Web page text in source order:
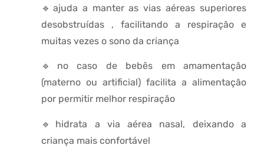
🔹ajuda a manter as vias aéreas superiores
desobstruídas , facilitando a respiração e
muitas vezes o sono da criança
🔹no caso de bebês em amamentação
(materno ou artificial) facilita a alimentação
por permitir melhor respiração
🔹hidrata a via aérea nasal, deixando a
criança mais confortável